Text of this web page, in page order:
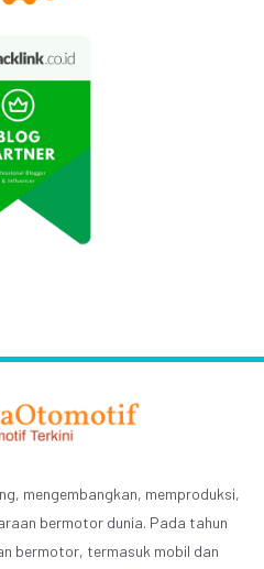
mengembangkan, memproduksi,
bermotor dunia. Pada tahun
bermotor, termasuk mobil dan